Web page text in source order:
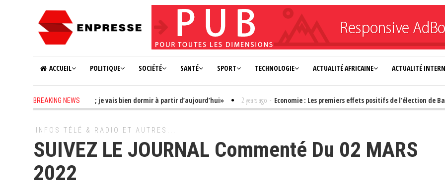
ACCUEIL POLITIQUE SOCIÉTÉ SANTÉ SPORT TECHNOLOGIE ACTUALITÉ AFRICAINE ACTUALITÉ
BREAKING NEWS
aucun soucis à me faire ; je vais bien dormir à partir d’aujourd’hui» 2 years ago - Economie : Les premiers effets positifs de l'élection de
INFOS TÉLÉ & RADIO ET AUTRES...
SUIVEZ LE JOURNAL Commenté Du 02 MARS
2022